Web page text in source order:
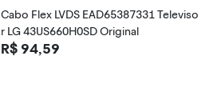
Cabo Flex LVDS EAD65387331 Televiso
r LG 43US660H0SD Original
R$ 94,59